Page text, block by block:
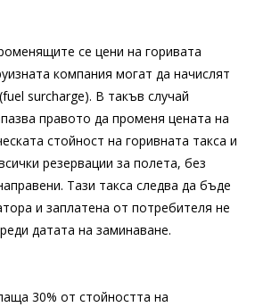
се цени на горивата
компания могат да начислят
surcharge). В такъв случай
правото да променя цената на
стойност на горивната такса и
резервации за полета, без
Тази такса следва да бъде
и заплатена от потребителя не
датата на заминаване.
30% от стойността на